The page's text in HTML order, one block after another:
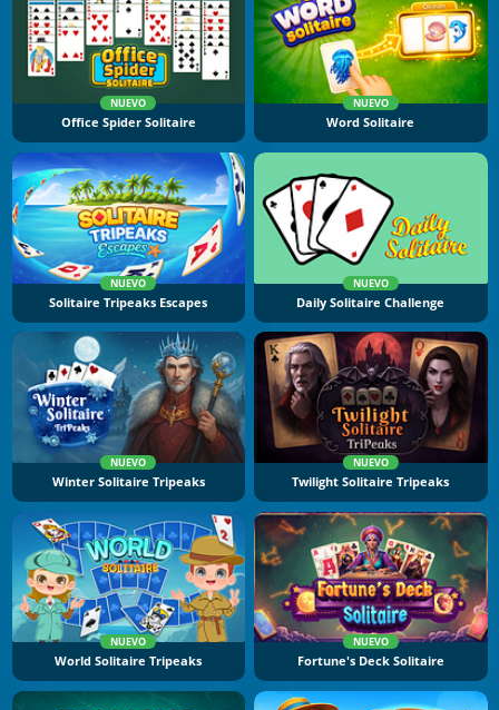
NUEVO
Office Spider Solitaire
NUEVO
Word Solitaire
NUEVO
Solitaire Tripeaks Escapes
NUEVO
Daily Solitaire Challenge
NUEVO
Winter Solitaire Tripeaks
NUEVO
Twilight Solitaire Tripeaks
NUEVO
World Solitaire Tripeaks
NUEVO
Fortune's Deck Solitaire